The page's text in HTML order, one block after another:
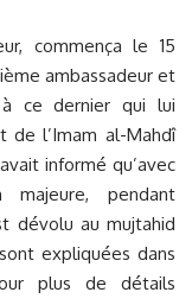
commença le 15
ambassadeur et
à ce dernier qui lui
de l’Imam al-Mahdî
informé qu’avec
majeure, pendant
dévolu au mujtahid
expliquées dans
plus de détails